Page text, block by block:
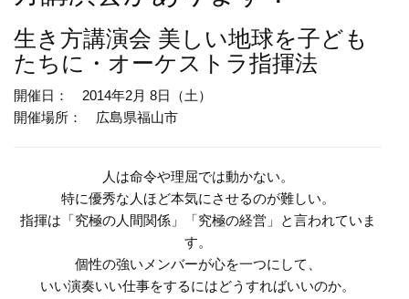
生き方講演会 美しい地球を子ども
たちに・オーケストラ指揮法
開催日： 2014年2月 8日（土）
開催場所： 広島県福山市
人は命令や理屈では動かない。
特に優秀な人ほど本気にさせるのが難しい。
指揮は「究極の人間関係」「究極の経営」と言われていま
す。
個性の強いメンバーが心を一つにして、
いい演奏いい仕事をするにはどうすればいいのか。